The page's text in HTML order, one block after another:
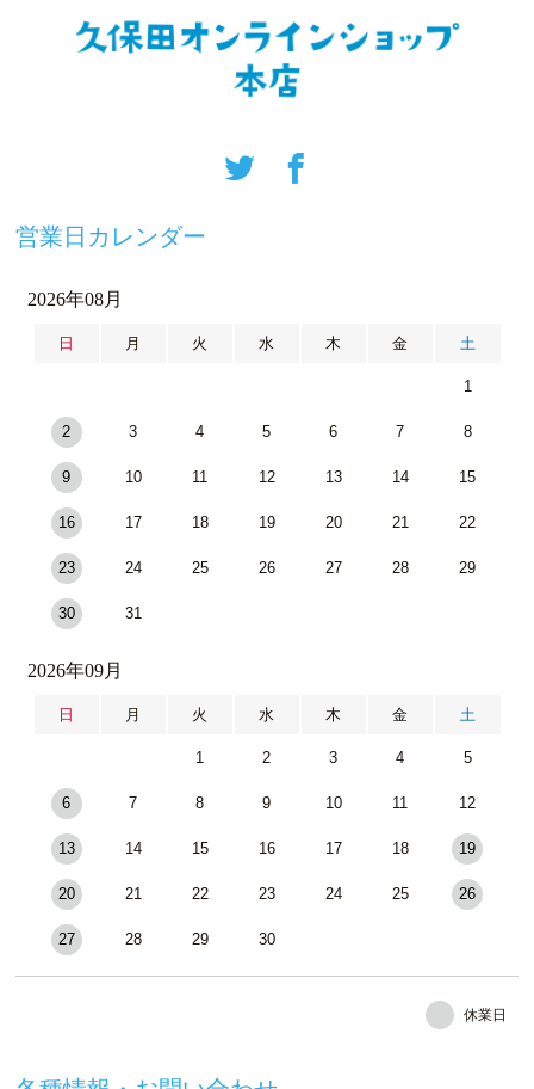
営業日カレンダー
2026年08月
日 月 火 水 木 金 土
1
2 3 4 5 6 7 8
9 10 11 12 13 14 15
16 17 18 19 20 21 22
23 24 25 26 27 28 29
30 31
2026年09月
日 月 火 水 木 金 土
1 2 3 4 5
6 7 8 9 10 11 12
13 14 15 16 17 18 19
20 21 22 23 24 25 26
27 28 29 30
休業日